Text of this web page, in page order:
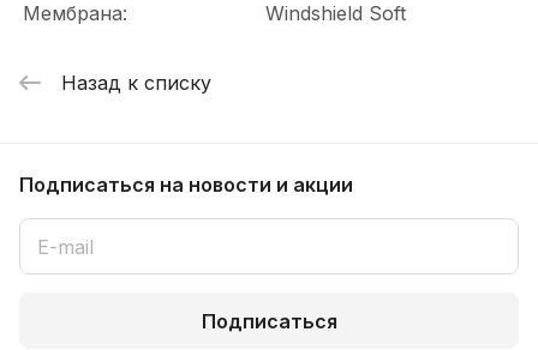
Мембрана:
Windshield Soft
Назад к списку
Подписаться на новости и акции
Подписаться